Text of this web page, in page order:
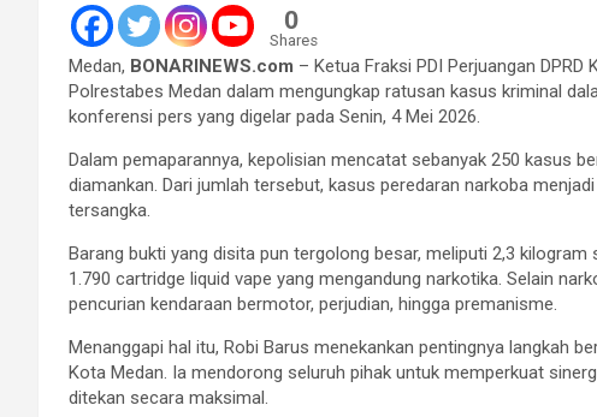
0
Shares
Medan, BONARINEWS.com – Ketua Fraksi PDI Perjuangan
Polrestabes Medan dalam mengungkap ratusan kasus kriminal
konferensi pers yang digelar pada Senin, 4 Mei 2026.
Dalam pemaparannya, kepolisian mencatat sebanyak 250 kasus
diamankan. Dari jumlah tersebut, kasus peredaran narkoba
tersangka.
Barang bukti yang disita pun tergolong besar, meliputi 2,3
1.790 cartridge liquid vape yang mengandung narkotika. Selain
pencurian kendaraan bermotor, perjudian, hingga premanisme.
Menanggapi hal itu, Robi Barus menekankan pentingnya langkah
Kota Medan. Ia mendorong seluruh pihak untuk memperkuat
ditekan secara maksimal.